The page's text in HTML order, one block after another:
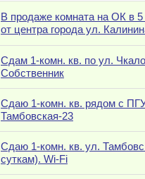
В продаже комната на ОК в 5
от центра города ул.
Сдам 1-комн. кв. по ул.
Собственник
Сдаю 1-комн. кв. рядом с
Тамбовская-23
Сдаю 1-комн. кв. ул.
суткам). Wi-Fi